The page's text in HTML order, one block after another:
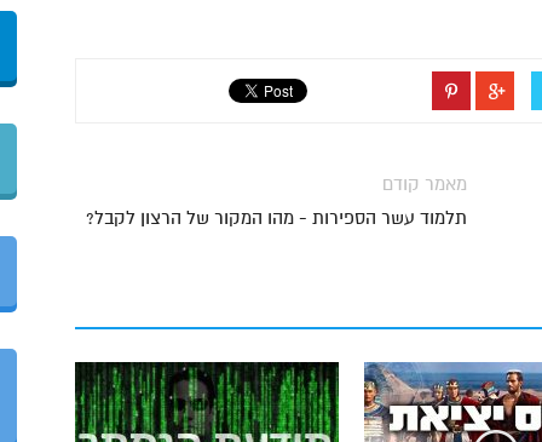
מאמר קודם
תלמוד עשר הספירות - מהו המקור של הרצון לקבל?